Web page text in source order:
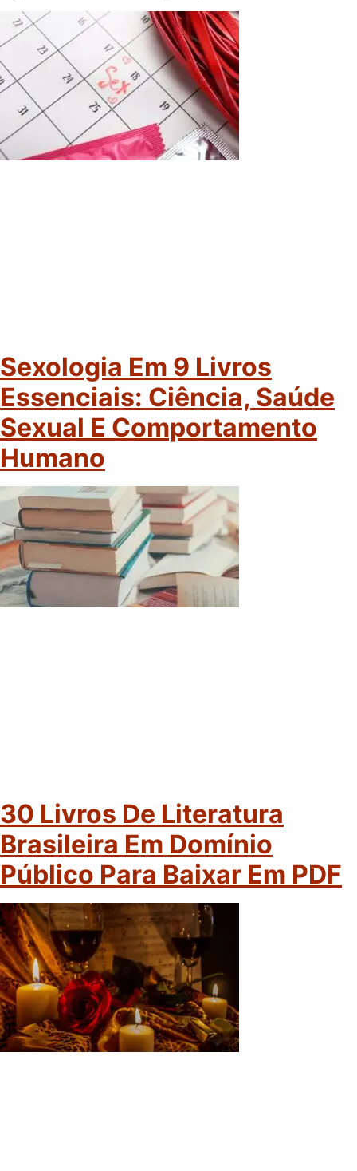
Sexologia Em 9 Livros
Essenciais: Ciência, Saúde
Sexual E Comportamento
Humano
30 Livros De Literatura
Brasileira Em Domínio
Público Para Baixar Em PDF